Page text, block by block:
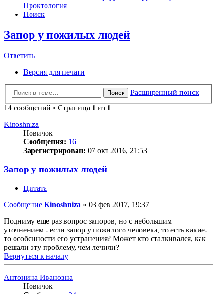
Проктология
Поиск
Запор у пожилых людей
Ответить
Версия для печати
Поиск
Расширенный поиск
14 сообщений • Страница 1 из 1
Kinoshniza
Новичок
Сообщения: 16
Зарегистрирован: 07 окт 2016, 21:53
Запор у пожилых людей
Цитата
Сообщение Kinoshniza » 03 фев 2017, 19:37
Подниму еще раз вопрос запоров, но с небольшим
уточнением - если запор у пожилого человека, то есть какие-
то особенности его устранения? Может кто сталкивался, как
решали эту проблему, чем лечили?
Вернуться к началу
Антонина Ивановна
Новичок